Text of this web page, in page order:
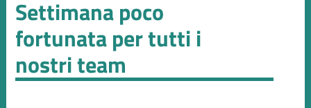
Settimana poco
fortunata per tutti i
nostri team